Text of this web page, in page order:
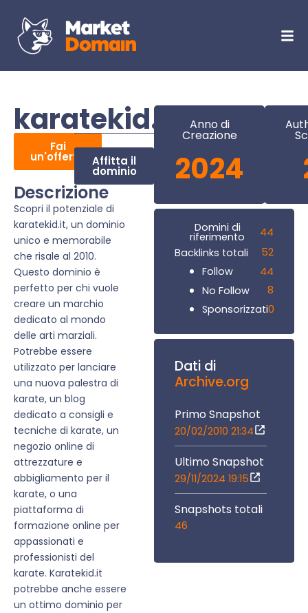
karatekid.it
Fai
un'offerta Affitta il
dominio
Descrizione
Scopri il potenziale di
karatekid.it, un dominio
unico e memorabile
che risale al 2010.
Questo dominio è
perfetto per chi vuole
creare un marchio
dedicato al mondo
delle arti marziali.
Potrebbe essere
utilizzato per lanciare
una nuova palestra di
karate, un blog
dedicato a consigli e
tecniche di karate, un
negozio online di
attrezzature e
abbigliamento per il
karate, o una
piattaforma di
formazione online per
appassionati e
professionisti del
karate. Karatekid.it
potrebbe anche essere
un ottimo dominio per
Anno di
Creazione
2024
Domini di
riferimento
44
Backlinks totali
52
Follow
44
No Follow
8
Sponsorizzati0
Dati di
Archive.org
Primo Snapshot
20/02/2010 21:34
Ultimo Snapshot
29/11/2024 19:15
Snapshots totali
46